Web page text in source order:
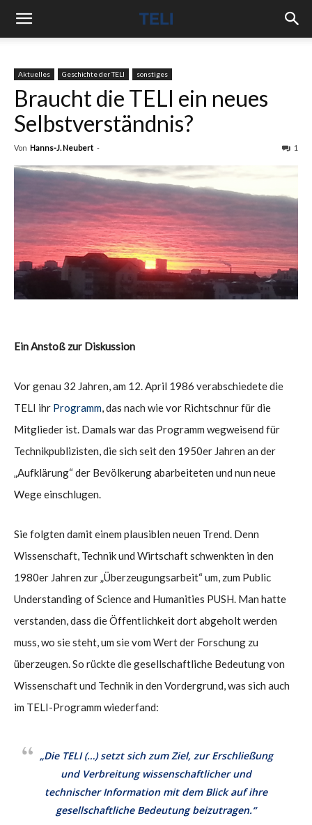
Aktuelles Geschichte der TELI sonstiges
Braucht die TELI ein neues
Selbstverständnis?
Von Hanns-J. Neubert - 1
Ein Anstoß zur Diskussion
Vor genau 32 Jahren, am 12. April 1986 verabschiedete die
TELI ihr Programm, das nach wie vor Richtschnur für die
Mitglieder ist. Damals war das Programm wegweisend für
Technikpublizisten, die sich seit den 1950er Jahren an der
„Aufklärung“ der Bevölkerung abarbeiteten und nun neue
Wege einschlugen.
Sie folgten damit einem plausiblen neuen Trend. Denn
Wissenschaft, Technik und Wirtschaft schwenkten in den
1980er Jahren zur „Überzeugungsarbeit“ um, zum Public
Understanding of Science and Humanities PUSH. Man hatte
verstanden, dass die Öffentlichkeit dort abgeholt werden
muss, wo sie steht, um sie vom Wert der Forschung zu
überzeugen. So rückte die gesellschaftliche Bedeutung von
Wissenschaft und Technik in den Vordergrund, was sich auch
im TELI-Programm wiederfand:
„Die TELI (…) setzt sich zum Ziel, zur Erschließung
und Verbreitung wissenschaftlicher und
technischer Information mit dem Blick auf ihre
gesellschaftliche Bedeutung beizutragen.“